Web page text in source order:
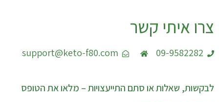
צרו איתי קשר
09-9582282
support@keto-f80.com
לבקשות, שאלות או סתם התייעצויות – מלאו את הטופס